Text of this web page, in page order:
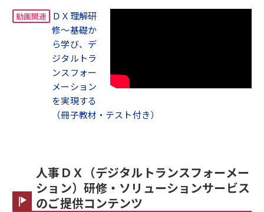
ＤＸ理解研
修～基礎か
ら学び、デ
ジタルトラ
ンスフォー
メーション
を実現する
（冊子教材・テスト付き）
人事ＤＸ（デジタルトランスフォーメー
ション）研修・ソリューションサービス
のご提供コンテンツ